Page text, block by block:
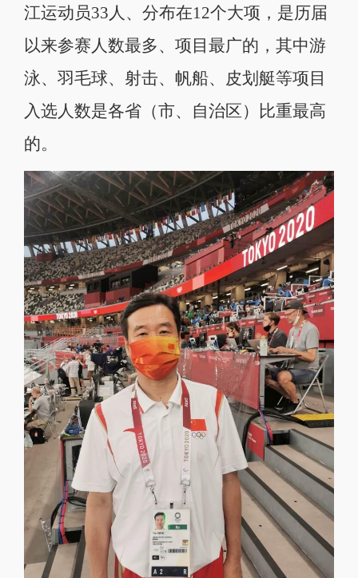
江运动员33人、分布在12个大项，是历届
以来参赛人数最多、项目最广的，其中游
泳、羽毛球、射击、帆船、皮划艇等项目
入选人数是各省（市、自治区）比重最高
的。